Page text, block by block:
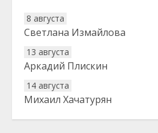
8 августа
Светлана Измайлова
13 августа
Аркадий Плискин
14 августа
Михаил Хачатурян
20 августа